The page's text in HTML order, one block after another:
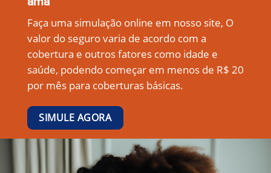
Faça uma simulação online em nosso site, O
valor do seguro varia de acordo com a
cobertura e outros fatores como idade e
saúde, podendo começar em menos de R$ 20
por mês para coberturas básicas.
SIMULE AGORA